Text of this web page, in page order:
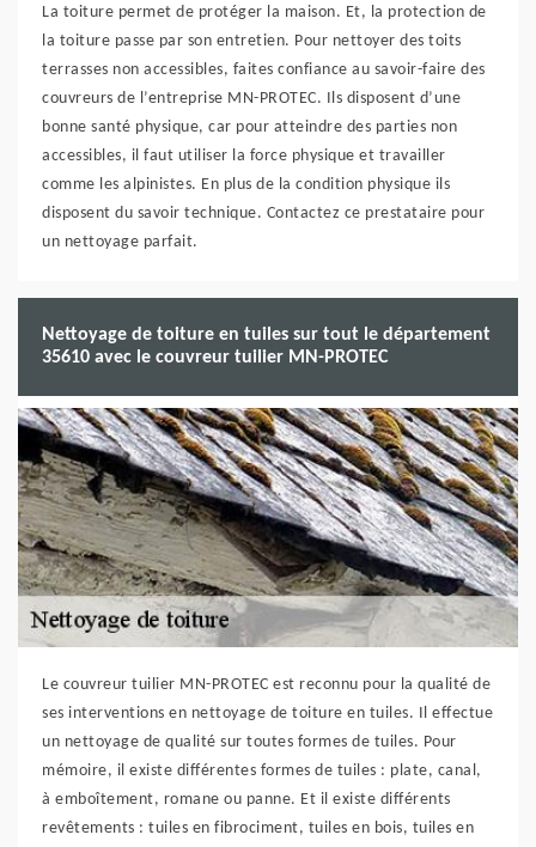
La toiture permet de protéger la maison. Et, la protection de
la toiture passe par son entretien. Pour nettoyer des toits
terrasses non accessibles, faites confiance au savoir-faire des
couvreurs de l’entreprise MN-PROTEC. Ils disposent d’une
bonne santé physique, car pour atteindre des parties non
accessibles, il faut utiliser la force physique et travailler
comme les alpinistes. En plus de la condition physique ils
disposent du savoir technique. Contactez ce prestataire pour
un nettoyage parfait.
Nettoyage de toiture en tuiles sur tout le département
35610 avec le couvreur tuilier MN-PROTEC
Le couvreur tuilier MN-PROTEC est reconnu pour la qualité de
ses interventions en nettoyage de toiture en tuiles. Il effectue
un nettoyage de qualité sur toutes formes de tuiles. Pour
mémoire, il existe différentes formes de tuiles : plate, canal,
à emboîtement, romane ou panne. Et il existe différents
revêtements : tuiles en fibrociment, tuiles en bois, tuiles en